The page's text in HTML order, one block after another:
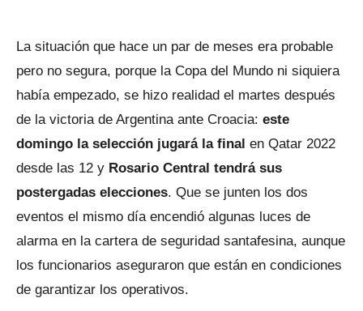
La situación que hace un par de meses era probable
pero no segura, porque la Copa del Mundo ni siquiera
había empezado, se hizo realidad el martes después
de la victoria de Argentina ante Croacia: este
domingo la selección jugará la final en Qatar 2022
desde las 12 y Rosario Central tendrá sus
postergadas elecciones. Que se junten los dos
eventos el mismo día encendió algunas luces de
alarma en la cartera de seguridad santafesina, aunque
los funcionarios aseguraron que están en condiciones
de garantizar los operativos.